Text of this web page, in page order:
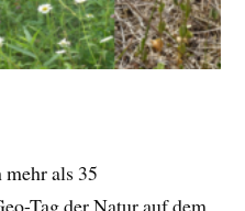
als 35